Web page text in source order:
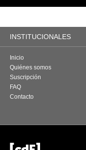
INSTITUCIONALES
Inicio
Quiénes somos
Suscripción
FAQ
Contacto